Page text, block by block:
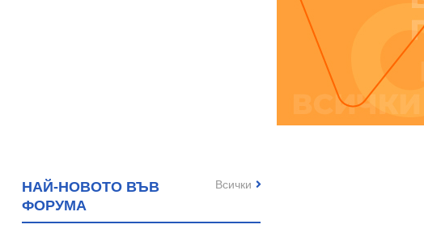
НАЙ-НОВОТО ВЪВ
ФОРУМА
Всички